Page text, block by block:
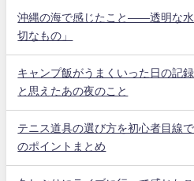
沖縄の海で感じたこと——透明な
切なもの」
キャンプ飯がうまくいった日の記
と思えたあの夜のこと
テニス道具の選び方を初心者目線
のポイントまとめ